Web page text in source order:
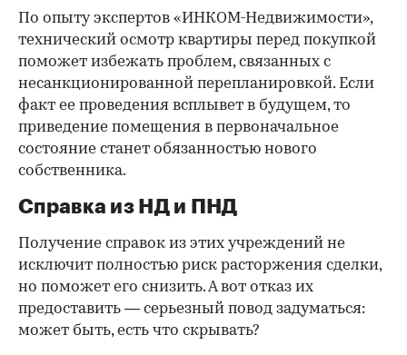
По опыту экспертов «ИНКОМ-Недвижимости»,
технический осмотр квартиры перед покупкой
поможет избежать проблем, связанных с
несанкционированной перепланировкой. Если
факт ее проведения всплывет в будущем, то
приведение помещения в первоначальное
состояние станет обязанностью нового
собственника.
Справка из НД и ПНД
Получение справок из этих учреждений не
исключит полностью риск расторжения сделки,
но поможет его снизить. А вот отказ их
предоставить — серьезный повод задуматься:
может быть, есть что скрывать?